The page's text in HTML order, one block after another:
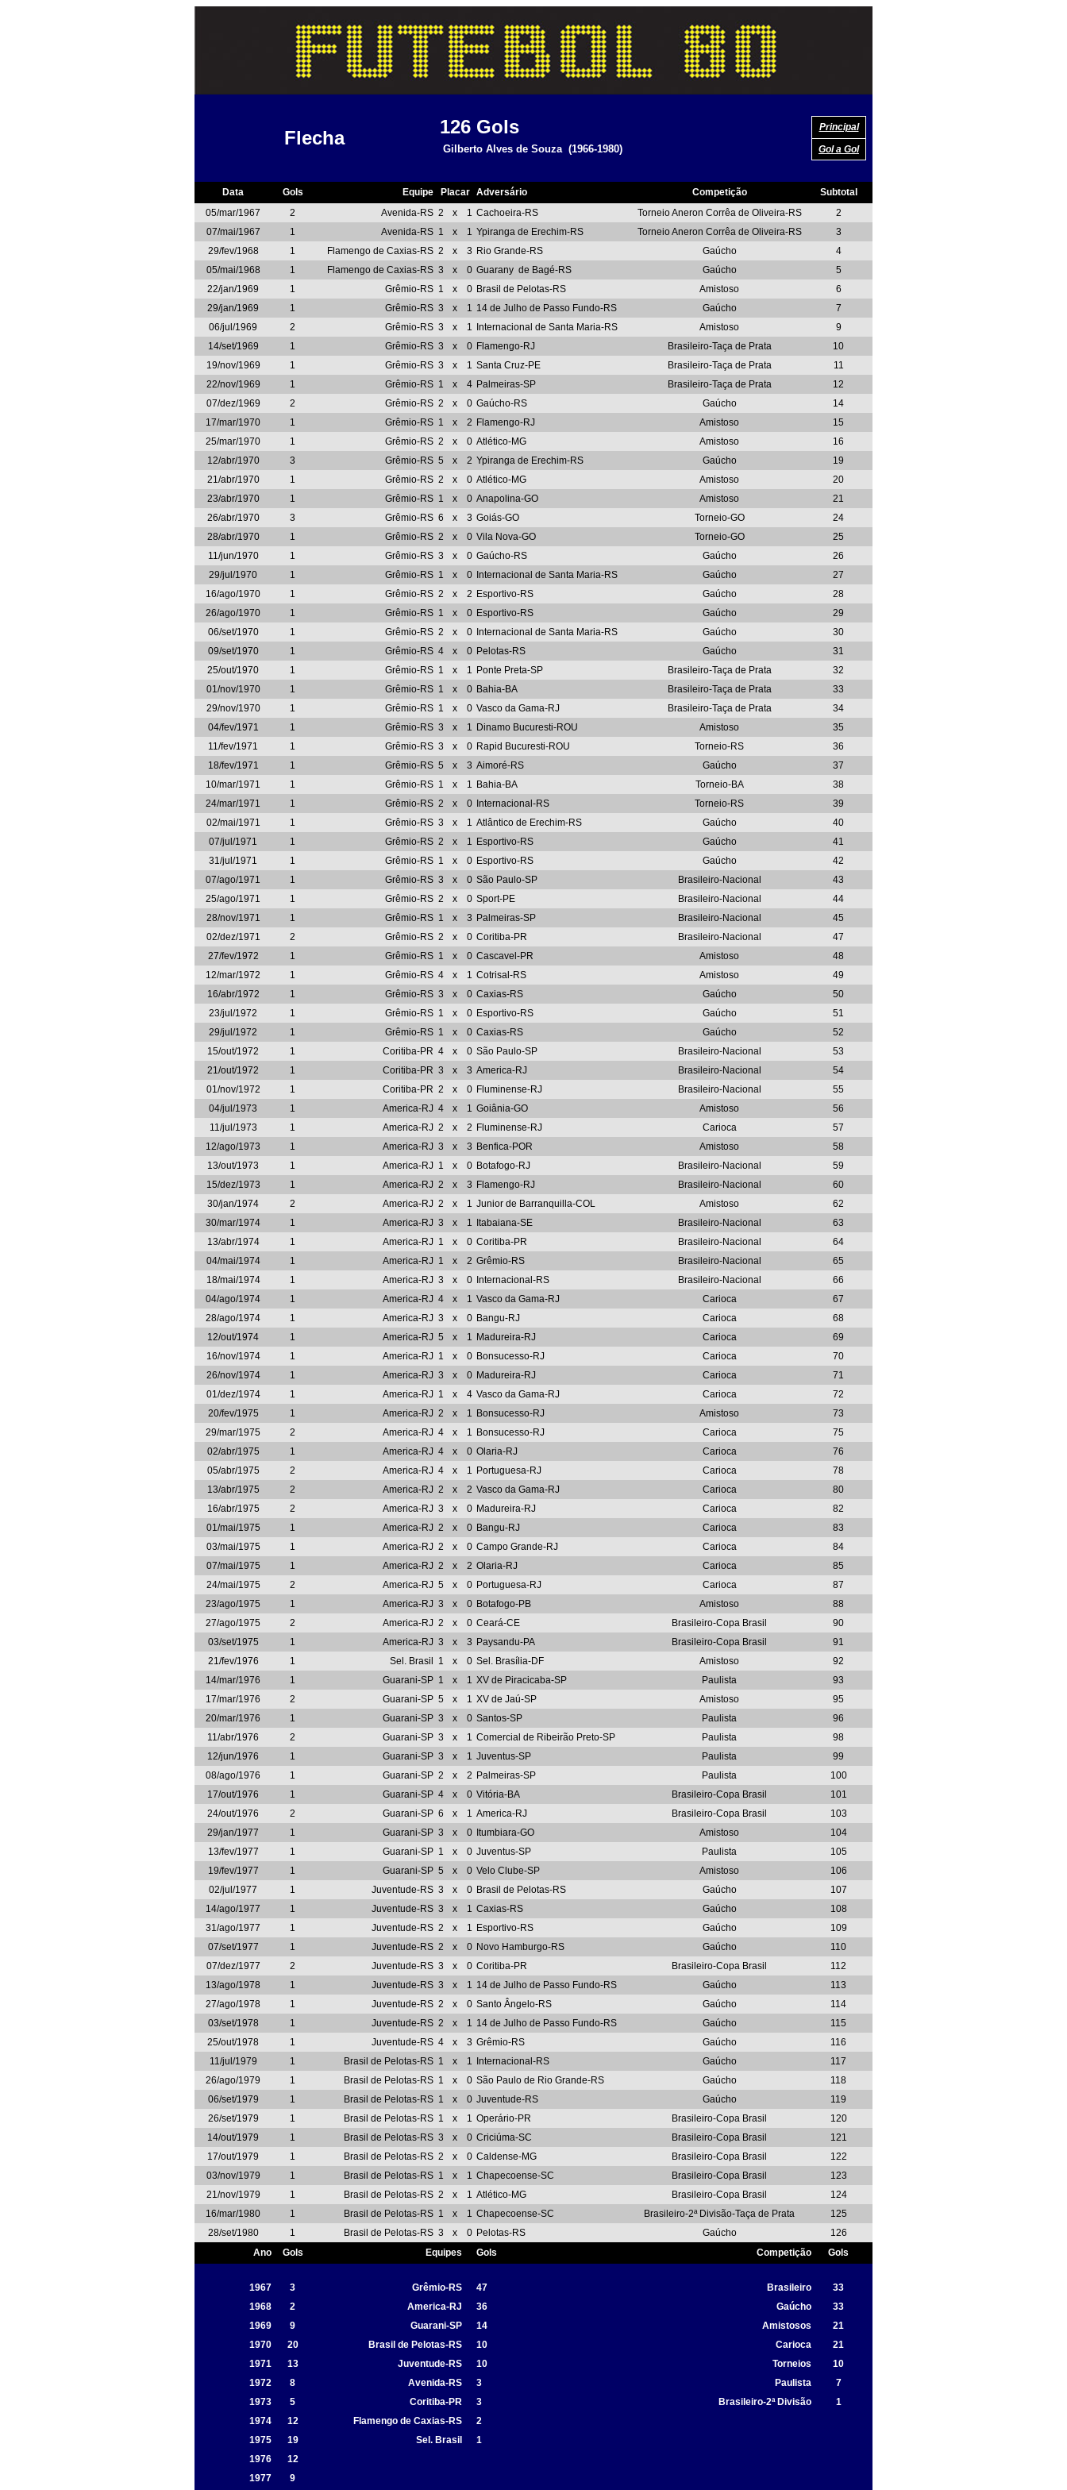
Flecha
126 Gols Principal
Gilberto Alves de Souza (1966-1980) Gol a Gol
Data Gols Equipe Placar Adversário Competição
Subtotal
05/mar/1967
2 Avenida-RS 2 x 1 Cachoeira-RS Torneio Aneron Corrêa de Oliveira-RS
2
07/mai/1967
1 Avenida-RS 1 x 1 Ypiranga de Erechim-RS Torneio Aneron Corrêa de Oliveira-RS
3
29/fev/1968
1 Flamengo de Caxias-RS 2 x 3 Rio Grande-RS Gaúcho
4
05/mai/1968
1 Flamengo de Caxias-RS 3 x 0 Guarany de Bagé-RS Gaúcho
5
22/jan/1969
1 Grêmio-RS 1 x 0 Brasil de Pelotas-RS Amistoso
6
29/jan/1969
1 Grêmio-RS 3 x 1 14 de Julho de Passo Fundo-RS Gaúcho
7
06/jul/1969
2 Grêmio-RS 3 x 1 Internacional de Santa Maria-RS Amistoso
9
14/set/1969
1 Grêmio-RS 3 x 0 Flamengo-RJ Brasileiro-Taça de Prata
10
19/nov/1969
1 Grêmio-RS 3 x 1 Santa Cruz-PE Brasileiro-Taça de Prata
11
22/nov/1969
1 Grêmio-RS 1 x 4 Palmeiras-SP Brasileiro-Taça de Prata
12
07/dez/1969
2 Grêmio-RS 2 x 0 Gaúcho-RS Gaúcho
14
17/mar/1970
1 Grêmio-RS 1 x 2 Flamengo-RJ Amistoso
15
25/mar/1970
1 Grêmio-RS 2 x 0 Atlético-MG Amistoso
16
12/abr/1970
3 Grêmio-RS 5 x 2 Ypiranga de Erechim-RS Gaúcho
19
21/abr/1970
1 Grêmio-RS 2 x 0 Atlético-MG Amistoso
20
23/abr/1970
1 Grêmio-RS 1 x 0 Anapolina-GO Amistoso
21
26/abr/1970
3 Grêmio-RS 6 x 3 Goiás-GO Torneio-GO
24
28/abr/1970
1 Grêmio-RS 2 x 0 Vila Nova-GO Torneio-GO
25
11/jun/1970
1 Grêmio-RS 3 x 0 Gaúcho-RS Gaúcho
26
29/jul/1970
1 Grêmio-RS 1 x 0 Internacional de Santa Maria-RS Gaúcho
27
16/ago/1970
1 Grêmio-RS 2 x 2 Esportivo-RS Gaúcho
28
26/ago/1970
1 Grêmio-RS 1 x 0 Esportivo-RS Gaúcho
29
06/set/1970
1 Grêmio-RS 2 x 0 Internacional de Santa Maria-RS Gaúcho
30
09/set/1970
1 Grêmio-RS 4 x 0 Pelotas-RS Gaúcho
31
25/out/1970
1 Grêmio-RS 1 x 1 Ponte Preta-SP Brasileiro-Taça de Prata
32
01/nov/1970
1 Grêmio-RS 1 x 0 Bahia-BA Brasileiro-Taça de Prata
33
29/nov/1970
1 Grêmio-RS 1 x 0 Vasco da Gama-RJ Brasileiro-Taça de Prata
34
04/fev/1971
1 Grêmio-RS 3 x 1 Dinamo Bucuresti-ROU Amistoso
35
11/fev/1971
1 Grêmio-RS 3 x 0 Rapid Bucuresti-ROU Torneio-RS
36
18/fev/1971
1 Grêmio-RS 5 x 3 Aimoré-RS Gaúcho
37
10/mar/1971
1 Grêmio-RS 1 x 1 Bahia-BA Torneio-BA
38
24/mar/1971
1 Grêmio-RS 2 x 0 Internacional-RS Torneio-RS
39
02/mai/1971
1 Grêmio-RS 3 x 1 Atlântico de Erechim-RS Gaúcho
40
07/jul/1971
1 Grêmio-RS 2 x 1 Esportivo-RS Gaúcho
41
31/jul/1971
1 Grêmio-RS 1 x 0 Esportivo-RS Gaúcho
42
07/ago/1971
1 Grêmio-RS 3 x 0 São Paulo-SP Brasileiro-Nacional
43
25/ago/1971
1 Grêmio-RS 2 x 0 Sport-PE Brasileiro-Nacional
44
28/nov/1971
1 Grêmio-RS 1 x 3 Palmeiras-SP Brasileiro-Nacional
45
02/dez/1971
2 Grêmio-RS 2 x 0 Coritiba-PR Brasileiro-Nacional
47
27/fev/1972
1 Grêmio-RS 1 x 0 Cascavel-PR Amistoso
48
12/mar/1972
1 Grêmio-RS 4 x 1 Cotrisal-RS Amistoso
49
16/abr/1972
1 Grêmio-RS 3 x 0 Caxias-RS Gaúcho
50
23/jul/1972
1 Grêmio-RS 1 x 0 Esportivo-RS Gaúcho
51
29/jul/1972
1 Grêmio-RS 1 x 0 Caxias-RS Gaúcho
52
15/out/1972
1 Coritiba-PR 4 x 0 São Paulo-SP Brasileiro-Nacional
53
21/out/1972
1 Coritiba-PR 3 x 3 America-RJ Brasileiro-Nacional
54
01/nov/1972
1 Coritiba-PR 2 x 0 Fluminense-RJ Brasileiro-Nacional
55
04/jul/1973
1 America-RJ 4 x 1 Goiânia-GO Amistoso
56
11/jul/1973
1 America-RJ 2 x 2 Fluminense-RJ Carioca
57
12/ago/1973
1 America-RJ 3 x 3 Benfica-POR Amistoso
58
13/out/1973
1 America-RJ 1 x 0 Botafogo-RJ Brasileiro-Nacional
59
15/dez/1973
1 America-RJ 2 x 3 Flamengo-RJ Brasileiro-Nacional
60
30/jan/1974
2 America-RJ 2 x 1 Junior de Barranquilla-COL Amistoso
62
30/mar/1974
1 America-RJ 3 x 1 Itabaiana-SE Brasileiro-Nacional
63
13/abr/1974
1 America-RJ 1 x 0 Coritiba-PR Brasileiro-Nacional
64
04/mai/1974
1 America-RJ 1 x 2 Grêmio-RS Brasileiro-Nacional
65
18/mai/1974
1 America-RJ 3 x 0 Internacional-RS Brasileiro-Nacional
66
04/ago/1974
1 America-RJ 4 x 1 Vasco da Gama-RJ Carioca
67
28/ago/1974
1 America-RJ 3 x 0 Bangu-RJ Carioca
68
12/out/1974
1 America-RJ 5 x 1 Madureira-RJ Carioca
69
16/nov/1974
1 America-RJ 1 x 0 Bonsucesso-RJ Carioca
70
26/nov/1974
1 America-RJ 3 x 0 Madureira-RJ Carioca
71
01/dez/1974
1 America-RJ 1 x 4 Vasco da Gama-RJ Carioca
72
20/fev/1975
1 America-RJ 2 x 1 Bonsucesso-RJ Amistoso
73
29/mar/1975
2 America-RJ 4 x 1 Bonsucesso-RJ Carioca
75
02/abr/1975
1 America-RJ 4 x 0 Olaria-RJ Carioca
76
05/abr/1975
2 America-RJ 4 x 1 Portuguesa-RJ Carioca
78
13/abr/1975
2 America-RJ 2 x 2 Vasco da Gama-RJ Carioca
80
16/abr/1975
2 America-RJ 3 x 0 Madureira-RJ Carioca
82
01/mai/1975
1 America-RJ 2 x 0 Bangu-RJ Carioca
83
03/mai/1975
1 America-RJ 2 x 0 Campo Grande-RJ Carioca
84
07/mai/1975
1 America-RJ 2 x 2 Olaria-RJ Carioca
85
24/mai/1975
2 America-RJ 5 x 0 Portuguesa-RJ Carioca
87
23/ago/1975
1 America-RJ 3 x 0 Botafogo-PB Amistoso
88
27/ago/1975
2 America-RJ 2 x 0 Ceará-CE Brasileiro-Copa Brasil
90
03/set/1975
1 America-RJ 3 x 3 Paysandu-PA Brasileiro-Copa Brasil
91
21/fev/1976
1 Sel. Brasil 1 x 0 Sel. Brasília-DF Amistoso
92
14/mar/1976
1 Guarani-SP 1 x 1 XV de Piracicaba-SP Paulista
93
17/mar/1976
2 Guarani-SP 5 x 1 XV de Jaú-SP Amistoso
95
20/mar/1976
1 Guarani-SP 3 x 0 Santos-SP Paulista
96
11/abr/1976
2 Guarani-SP 3 x 1 Comercial de Ribeirão Preto-SP Paulista
98
12/jun/1976
1 Guarani-SP 3 x 1 Juventus-SP Paulista
99
08/ago/1976
1 Guarani-SP 2 x 2 Palmeiras-SP Paulista
100
17/out/1976
1 Guarani-SP 4 x 0 Vitória-BA Brasileiro-Copa Brasil
101
24/out/1976
2 Guarani-SP 6 x 1 America-RJ Brasileiro-Copa Brasil
103
29/jan/1977
1 Guarani-SP 3 x 0 Itumbiara-GO Amistoso
104
13/fev/1977
1 Guarani-SP 1 x 0 Juventus-SP Paulista
105
19/fev/1977
1 Guarani-SP 5 x 0 Velo Clube-SP Amistoso
106
02/jul/1977
1 Juventude-RS 3 x 0 Brasil de Pelotas-RS Gaúcho
107
14/ago/1977
1 Juventude-RS 3 x 1 Caxias-RS Gaúcho
108
31/ago/1977
1 Juventude-RS 2 x 1 Esportivo-RS Gaúcho
109
07/set/1977
1 Juventude-RS 2 x 0 Novo Hamburgo-RS Gaúcho
110
07/dez/1977
2 Juventude-RS 3 x 0 Coritiba-PR Brasileiro-Copa Brasil
112
13/ago/1978
1 Juventude-RS 3 x 1 14 de Julho de Passo Fundo-RS Gaúcho
113
27/ago/1978
1 Juventude-RS 2 x 0 Santo Ângelo-RS Gaúcho
114
03/set/1978
1 Juventude-RS 2 x 1 14 de Julho de Passo Fundo-RS Gaúcho
115
25/out/1978
1 Juventude-RS 4 x 3 Grêmio-RS Gaúcho
116
11/jul/1979
1 Brasil de Pelotas-RS 1 x 1 Internacional-RS Gaúcho
117
26/ago/1979
1 Brasil de Pelotas-RS 1 x 0 São Paulo de Rio Grande-RS Gaúcho
118
06/set/1979
1 Brasil de Pelotas-RS 1 x 0 Juventude-RS Gaúcho
119
26/set/1979
1 Brasil de Pelotas-RS 1 x 1 Operário-PR Brasileiro-Copa Brasil
120
14/out/1979
1 Brasil de Pelotas-RS 3 x 0 Criciúma-SC Brasileiro-Copa Brasil
121
17/out/1979
1 Brasil de Pelotas-RS 2 x 0 Caldense-MG Brasileiro-Copa Brasil
122
03/nov/1979
1 Brasil de Pelotas-RS 1 x 1 Chapecoense-SC Brasileiro-Copa Brasil
123
21/nov/1979
1 Brasil de Pelotas-RS 2 x 1 Atlético-MG Brasileiro-Copa Brasil
124
16/mar/1980
1 Brasil de Pelotas-RS 1 x 1 Chapecoense-SC Brasileiro-2ª Divisão-Taça de Prata
125
28/set/1980
1 Brasil de Pelotas-RS 3 x 0 Pelotas-RS Gaúcho
126
Ano
Gols Equipes Gols Competição Gols
1967 3 Grêmio-RS 47 Brasileiro
33
1968
2 America-RJ 36 Gaúcho
33
1969
9 Guarani-SP 14 Amistosos
21
1970
20 Brasil de Pelotas-RS 10 Carioca
21
1971
13 Juventude-RS 10 Torneios
10
1972
8 Avenida-RS 3 Paulista
7
1973
5 Coritiba-PR 3 Brasileiro-2ª Divisão
1
1974
12 Flamengo de Caxias-RS
2
1975
19 Sel. Brasil
1
1976
12
1977
9